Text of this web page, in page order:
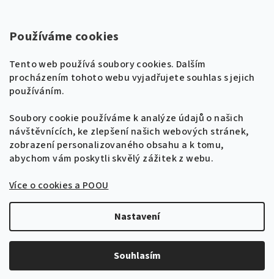
Používáme cookies
Tento web používá soubory cookies. Dalším
procházením tohoto webu vyjadřujete souhlas s jejich
používáním.
Soubory cookie používáme k analýze údajů o našich
návštěvnících, ke zlepšení našich webových stránek,
zobrazení personalizovaného obsahu a k tomu,
abychom vám poskytli skvělý zážitek z webu.
Více o cookies a POOU
Nastavení
Souhlasím
Super Noty, s.r.o.
IČ: 04568672
+420 604 485 792
info@supernoty.cz
V pracovních dnech od 8:00 do 17:00
VISA
Vytvořil Shoptet
🎸 Naladíme tě na nové zpěvníky!
Získej tipy, novinky a 10 % slevuna první
objednávku.
Přihlásit se k odběru
Zásady zpracování osobních údajů